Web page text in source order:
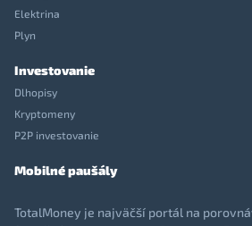
Elektrina
Plyn
Investovanie
Dlhopisy
Kryptomeny
P2P investovanie
Mobilné paušály
TotalMoney je najväčší portál na